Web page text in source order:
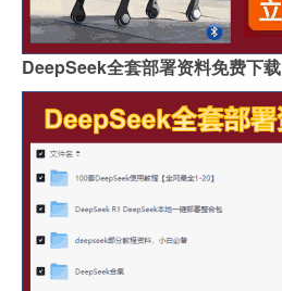
DeepSeek全套部署资料免费下载